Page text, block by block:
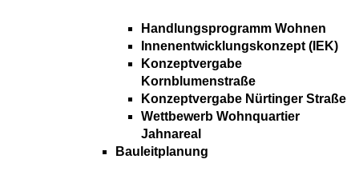
Handlungsprogramm Wohnen
Innenentwicklungskonzept (IEK)
Konzeptvergabe
Kornblumenstraße
Konzeptvergabe Nürtinger Straße
Wettbewerb Wohnquartier
Jahnareal
Bauleitplanung